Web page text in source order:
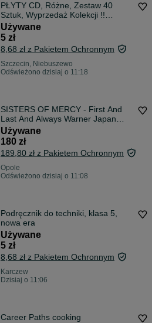
PŁYTY CD, Różne, Zestaw 40
Sztuk, Wyprzedaż Kolekcji !!
OKAZJA !!
Używane
5 zł
8,68 zł z Pakietem Ochronnym
Szczecin, Niebuszewo
Odświeżono dzisiaj o 11:18
SISTERS OF MERCY - First And
Last And Always Warner Japan
Japanese 2026 RSD Black Ice
Winyl LP Remaster Sisterhood,
Nephilim, The Cure edycja limit
Używane
180 zł
189,80 zł z Pakietem Ochronnym
Opole
Odświeżono dzisiaj o 11:08
Podręcznik do techniki, klasa 5,
nowa era
Używane
5 zł
8,68 zł z Pakietem Ochronnym
Karczew
Dzisiaj o 11:06
Career Paths cooking